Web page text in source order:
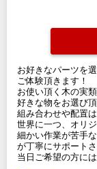
お好きなパーツを
ご体験頂きます！
お使い頂く木の実
好きな物をお選び頂
組み合わせや配置は
世界に一つ、オリ
細かい作業が苦手
が丁寧にサポートさ
当日ご希望の方に